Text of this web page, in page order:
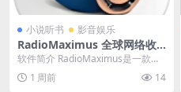
小说听书 影音娱乐
RadioMaximus 全球网络收
音机 v2.33.14 多语便携版
软件简介 RadioMaximus是一款功
能强大的全球网络收音机软件，让
用户可以...
1 周前 14